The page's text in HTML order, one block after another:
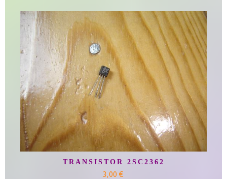
TRANSISTOR 2SC2362
3,00 €